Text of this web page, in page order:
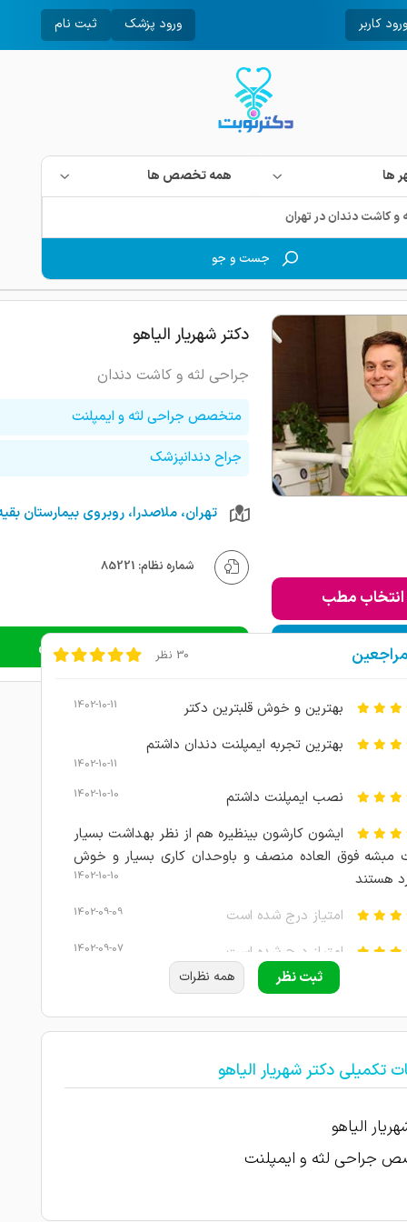
ورود کاربر ورود پزشک ثبت نام
ها همه تخصص ها
جست و جو
انتخاب مطب
به لیست من
دکتر شهریار الیاهو
جراحی لثه و کاشت دندان
متخصص جراحی لثه و ایمپلنت
جراح دندانپزشک
شماره نظام: 85221
دریافت نوبت اینترنتی 30 نظر
بهترین و خوش قلبترین دکتر 1402-10-11
بهترین تجربه ایمپلنت دندان داشتم
1402-10-11
نصب ایمپلنت داشتم 1402-10-10
ایشون کارشون بینظیره هم از نظر بهداشت بسیار
مبشه فوق العاده منصف و باوحدان کاری بسیار و خوش
هستند
1402-10-10
امتیاز درج شده است 1402-09-09
امتیاز درج شده است 1402-09-07
امتیاز درج شده است
1402-09-05
امتیاز درج شده است
امتیاز درج شده است
ثبت نظر همه نظرات
تکمیلی دکتر شهریار الیاهو
الیاهو
جراحی لثه و ایمپلنت